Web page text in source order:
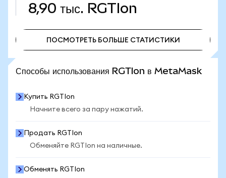
8,90 тыс. RGTIon
ПОСМОТРЕТЬ БОЛЬШЕ СТАТИСТИКИ
Способы использования RGTIon в MetaMask
Купить RGTIon
Начните всего за пару нажатий.
Продать RGTIon
Обменяйте RGTIon на наличные.
Обменять RGTIon